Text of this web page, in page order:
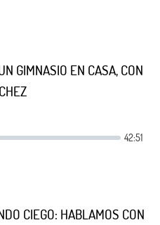
GIMNASIO EN CASA, CON
CIEGO: HABLAMOS CON